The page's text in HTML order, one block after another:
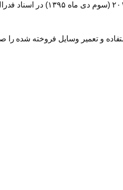
بر اساس اعلام اداره کل کنترل دارایی های خارجی وزارت خزانه
و تعمیر وسایل فروخته شده را